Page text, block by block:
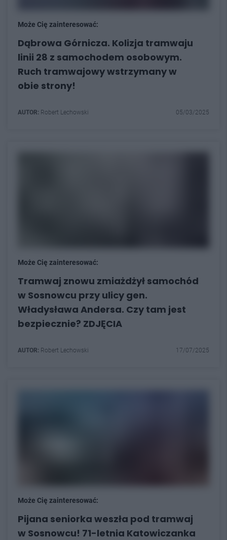
Może Cię zainteresować:
Dąbrowa Górnicza. Kolizja tramwaju
linii 28 z samochodem osobowym.
Ruch tramwajowy wstrzymany w
obie strony!
AUTOR: Robert Lechowski 05/03/2025
Może Cię zainteresować:
Tramwaj znowu zmiażdżył samochód
w Sosnowcu przy ulicy gen.
Władysława Andersa. Czy tam jest
bezpiecznie? ZDJĘCIA
AUTOR: Robert Lechowski 17/07/2025
Może Cię zainteresować:
Pijana seniorka weszła pod tramwaj
w Sosnowcu! 71-letnia Katowiczanka